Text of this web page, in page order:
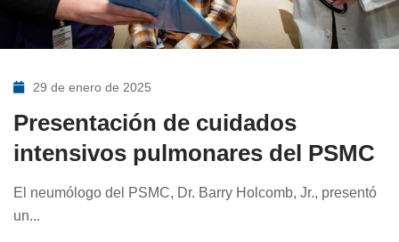
29 de enero de 2025
Presentación de cuidados
intensivos pulmonares del PSMC
El neumólogo del PSMC, Dr. Barry Holcomb, Jr., presentó
un...